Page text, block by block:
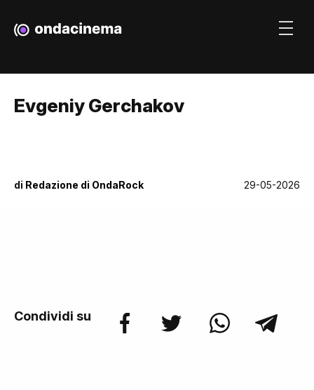
Evgeniy Gerchakov
di Redazione di OndaRock 29-05-2026
Condividi su